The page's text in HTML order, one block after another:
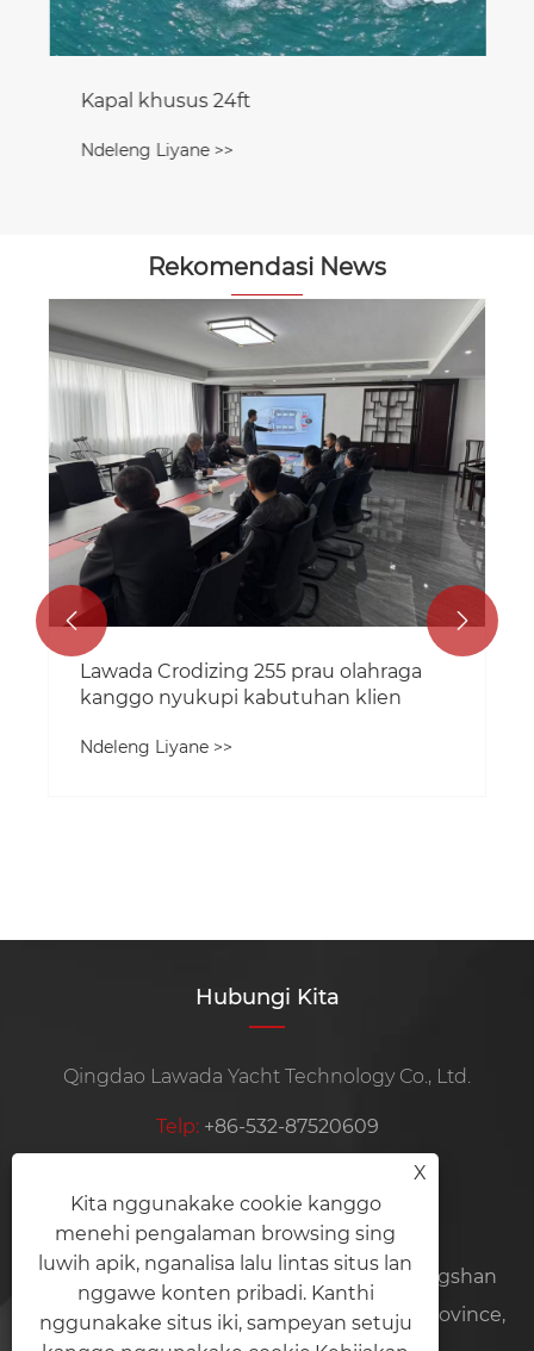
Kapal khusus 24ft
Ndeleng Liyane >>
Rekomendasi News
Lawada Crodizing 255 prau olahraga
kanggo nyukupi kabutuhan klien
Ndeleng Liyane >>
 
Hubungi Kita
Qingdao Lawada Yacht Technology Co., Ltd.
Telp: +86-532-87520609
E-mail:admin@lawadayachts.com
alamat:No. 6 Changsheng East Road, Jiangshan
Town, Laixi City, Qingdao City, Shandong Province,
X
Kita nggunakake cookie kanggo
menehi pengalaman browsing sing
luwih apik, nganalisa lalu lintas situs lan
nggawe konten pribadi. Kanthi
nggunakake situs iki, sampeyan setuju